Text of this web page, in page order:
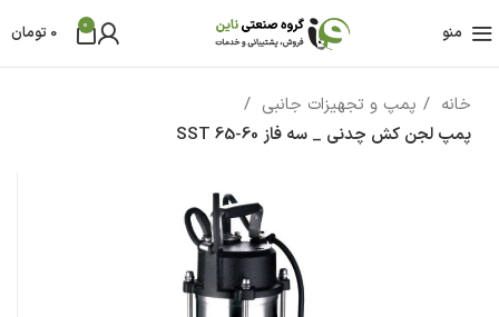
منو 0
0 تومان
خانه
پمپ و تجهیزات جانبی
پمپ لجن کش چدنی _ سه فاز SST 65-60